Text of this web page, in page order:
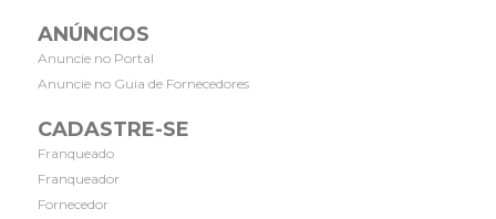
ANÚNCIOS
Anuncie no Portal
Anuncie no Guia de Fornecedores
CADASTRE-SE
Franqueado
Franqueador
Fornecedor